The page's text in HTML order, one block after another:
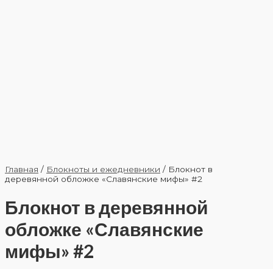
Главная / Блокноты и ежедневники / Блокнот в
деревянной обложке «Славянские мифы» #2
Блокнот в деревянной
обложке «Славянские
мифы» #2